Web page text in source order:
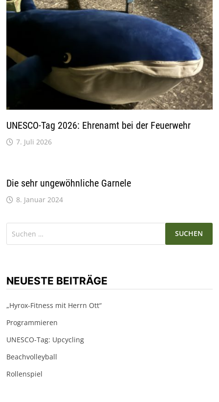
UNESCO-Tag 2026: Ehrenamt bei der Feuerwehr
7. Juli 2026
Die sehr ungewöhnliche Garnele
8. Januar 2024
NEUESTE BEITRÄGE
„Hyrox-Fitness mit Herrn Ott“
Programmieren
UNESCO-Tag: Upcycling
Beachvolleyball
Rollenspiel